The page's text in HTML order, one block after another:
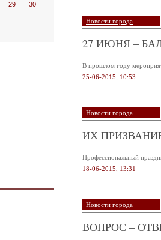
29
30
Новости города
27 ИЮНЯ –
В прошлом году
25-06-2015, 10:53
Новости города
ИХ
Профессиональный
18-06-2015, 13:31
Новости города
ВОПРОС –